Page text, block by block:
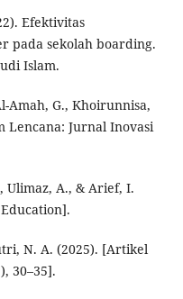
Efektivitas
pada sekolah boarding.
Islam.
Amah, G., Khoirunnisa,
Lencana: Jurnal Inovasi
Ulimaz, A., & Arief, I.
N. A. (2025). [Artikel
30–35].